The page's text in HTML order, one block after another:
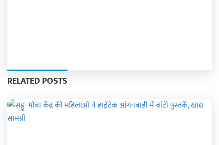
RELATED POSTS